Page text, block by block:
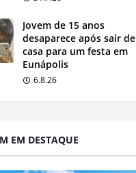
Jovem de 15 anos
desaparece após sair de
casa para um festa em
Eunápolis
6.8.26
EM DESTAQUE